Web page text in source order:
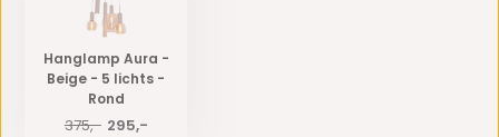
Hanglamp Aura -
Beige - 5 lichts -
Rond
375,- 295,-